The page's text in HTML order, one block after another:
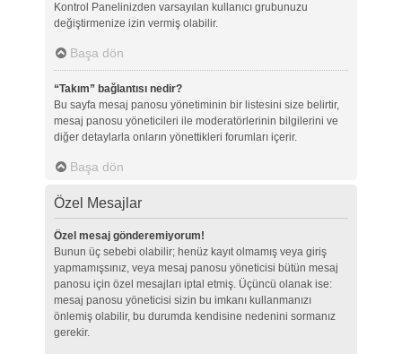
Kontrol Panelinizden varsayılan kullanıcı grubunuzu
değiştirmenize izin vermiş olabilir.
Başa dön
“Takım” bağlantısı nedir?
Bu sayfa mesaj panosu yönetiminin bir listesini size belirtir,
mesaj panosu yöneticileri ile moderatörlerinin bilgilerini ve
diğer detaylarla onların yönettikleri forumları içerir.
Başa dön
Özel Mesajlar
Özel mesaj gönderemiyorum!
Bunun üç sebebi olabilir; henüz kayıt olmamış veya giriş
yapmamışsınız, veya mesaj panosu yöneticisi bütün mesaj
panosu için özel mesajları iptal etmiş. Üçüncü olanak ise:
mesaj panosu yöneticisi sizin bu imkanı kullanmanızı
önlemiş olabilir, bu durumda kendisine nedenini sormanız
gerekir.